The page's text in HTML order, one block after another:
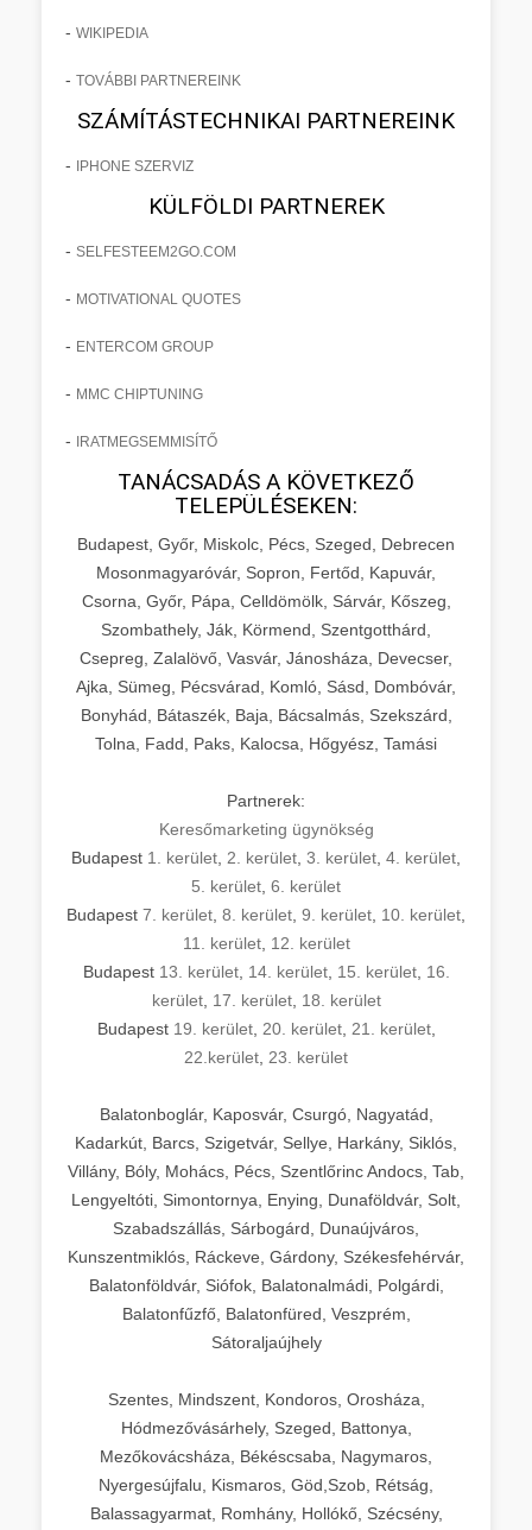
- WIKIPEDIA
- TOVÁBBI PARTNEREINK
SZÁMÍTÁSTECHNIKAI PARTNEREINK
- IPHONE SZERVIZ
KÜLFÖLDI PARTNEREK
- SELFESTEEM2GO.COM
- MOTIVATIONAL QUOTES
- ENTERCOM GROUP
- MMC CHIPTUNING
- IRATMEGSEMMISÍTŐ
TANÁCSADÁS A KÖVETKEZŐ
TELEPÜLÉSEKEN:
Budapest, Győr, Miskolc, Pécs, Szeged, Debrecen
Mosonmagyaróvár, Sopron, Fertőd, Kapuvár,
Csorna, Győr, Pápa, Celldömölk, Sárvár, Kőszeg,
Szombathely, Ják, Körmend, Szentgotthárd,
Csepreg, Zalalövő, Vasvár, Jánosháza, Devecser,
Ajka, Sümeg, Pécsvárad, Komló, Sásd, Dombóvár,
Bonyhád, Bátaszék, Baja, Bácsalmás, Szekszárd,
Tolna, Fadd, Paks, Kalocsa, Hőgyész, Tamási
Partnerek:
Keresőmarketing ügynökség
Budapest 1. kerület 2. kerület 3. kerület 4. kerület
5. kerület 6. kerület
Budapest 7. kerület 8. kerület 9. kerület 10. kerület
11. kerület, 12. kerület
Budapest 13. kerület, 14. kerület, 15. kerület, 16.
kerület, 17. kerület, 18. kerület
Budapest 19. kerület, 20. kerület, 21. kerület,
22.kerület 23. kerület
Balatonboglár, Kaposvár, Csurgó, Nagyatád,
Kadarkút, Barcs, Szigetvár, Sellye, Harkány, Siklós,
Villány, Bóly, Mohács, Pécs, Szentlőrinc Andocs, Tab,
Lengyeltóti, Simontornya, Enying, Dunaföldvár, Solt,
Szabadszállás, Sárbogárd, Dunaújváros,
Kunszentmiklós, Ráckeve, Gárdony, Székesfehérvár,
Balatonföldvár, Siófok, Balatonalmádi, Polgárdi,
Balatonfűzfő, Balatonfüred, Veszprém,
Sátoraljaújhely
Szentes, Mindszent, Kondoros, Orosháza,
Hódmezővásárhely, Szeged, Battonya,
Mezőkovácsháza, Békéscsaba, Nagymaros,
Nyergesújfalu, Kismaros, Göd,Szob, Rétság,
Balassagyarmat, Romhány, Hollókő, Szécsény,